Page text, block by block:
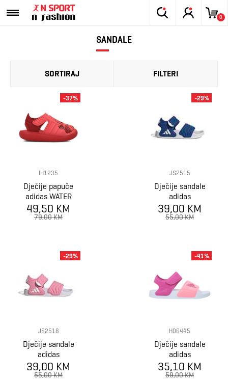
0
SANDALE
SORTIRAJ FILTERI
IH1235
Dječije papuče
adidas WATER
SANDAL
SEBASTIAN I
49,50 KM
79,00 KM
-37%
JS2515
Dječije sandale
adidas
ADILETTE
SANDAL 2 K
39,00 KM
55,00 KM
-29%
JS2518
Dječije sandale
adidas
ADILETTE
SANDAL 2 K
39,00 KM
55,00 KM
-29%
H06445
Dječije sandale
adidas
ADILETTE
SANDAL K
35,10 KM
59,00 KM
-41%